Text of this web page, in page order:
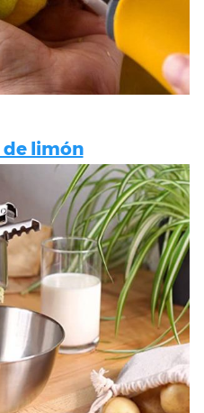
de limón